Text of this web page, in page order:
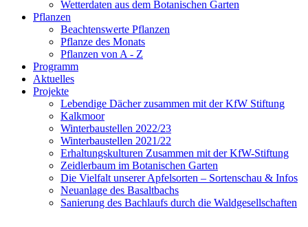
Wetterdaten aus dem Botanischen Garten
Pflanzen
Beachtenswerte Pflanzen
Pflanze des Monats
Pflanzen von A - Z
Programm
Aktuelles
Projekte
Lebendige Dächer zusammen mit der KfW Stiftung
Kalkmoor
Winterbaustellen 2022/23
Winterbaustellen 2021/22
Erhaltungskulturen Zusammen mit der KfW-Stiftung
Zeidlerbaum im Botanischen Garten
Die Vielfalt unserer Apfelsorten – Sortenschau & Infos
Neuanlage des Basaltbachs
Sanierung des Bachlaufs durch die Waldgesellschaften